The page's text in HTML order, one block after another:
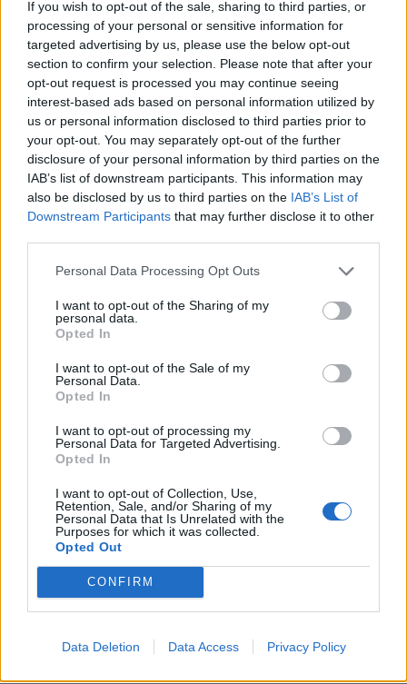
If you wish to opt-out of the sale, sharing to third parties, or
processing of your personal or sensitive information for
targeted advertising by us, please use the below opt-out
section to confirm your selection. Please note that after your
opt-out request is processed you may continue seeing
interest-based ads based on personal information utilized by
us or personal information disclosed to third parties prior to
your opt-out. You may separately opt-out of the further
disclosure of your personal information by third parties on the
IAB’s list of downstream participants. This information may
also be disclosed by us to third parties on the IAB’s List of
Downstream Participants that may further disclose it to other
Personal Data Processing Opt Outs
I want to opt-out of the Sharing of my
personal data.
Opted In
I want to opt-out of the Sale of my
Personal Data.
Opted In
I want to opt-out of processing my
Personal Data for Targeted Advertising.
Opted In
I want to opt-out of Collection, Use,
Retention, Sale, and/or Sharing of my
Personal Data that Is Unrelated with the
Purposes for which it was collected.
Opted Out
CONFIRM
Data Deletion Data Access Privacy Policy
Helyi Budapest Hotel műemlékfelújítás DVM group
MAGYAR ÉPÍTŐK
Mi épül?
Hódmezővásárhely FERROÉP Zrt. oktatási beruházás
Másfélszeresére bővítik Hódmezővásárhely jó hírű
református iskoláját
A Szőnyi Benjámin Általános Iskola fejlesztését a FERROÉP
kivitelezheti; a munkák csaknem egy évig tartanak majd.
Látványos építési szakasz indult be a
Flórián téri felüljárón